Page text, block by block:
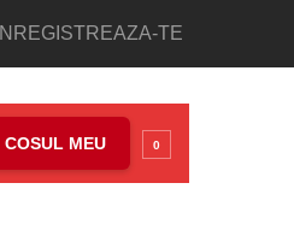
INREGISTREAZA-TE
COSUL MEU 0